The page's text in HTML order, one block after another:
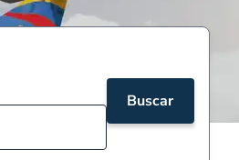
Buscar